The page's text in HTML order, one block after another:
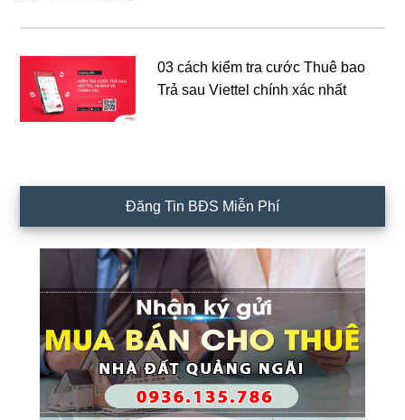
03 cách kiểm tra cước Thuê bao
Trả sau Viettel chính xác nhất
Đăng Tin BĐS Miễn Phí